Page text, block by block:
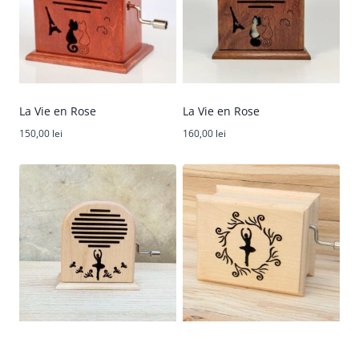
La Vie en Rose
150,00 lei
La Vie en Rose
160,00 lei